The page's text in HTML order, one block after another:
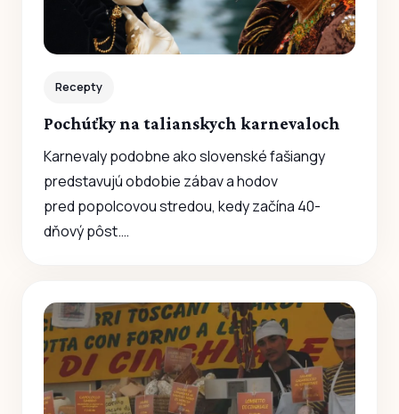
Recepty
Pochúťky na talianskych karnevaloch
Karnevaly podobne ako slovenské fašiangy
predstavujú obdobie zábav a hodov
pred popolcovou stredou, kedy začína 40-
dňový pôst.…